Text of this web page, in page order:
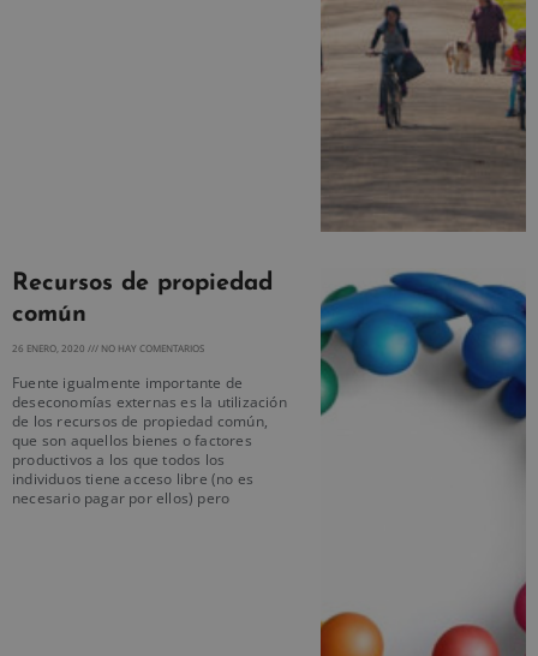
Recursos de propiedad
común
26 ENERO, 2020 NO HAY COMENTARIOS
Fuente igualmente importante de
deseconomías externas es la utilización
de los recursos de propiedad común,
que son aquellos bienes o factores
productivos a los que todos los
individuos tiene acceso libre (no es
necesario pagar por ellos) pero